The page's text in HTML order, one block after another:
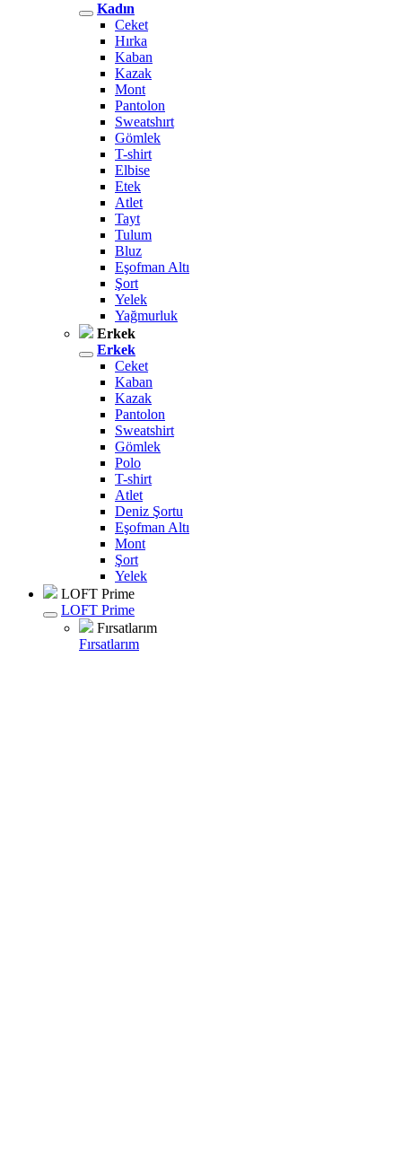
Kadın
Ceket
Hırka
Kaban
Kazak
Mont
Pantolon
Sweatshırt
Gömlek
T-shirt
Elbise
Etek
Atlet
Tayt
Tulum
Bluz
Eşofman Altı
Şort
Yelek
Yağmurluk
Erkek
Erkek
Ceket
Kaban
Kazak
Pantolon
Sweatshirt
Gömlek
Polo
T-shirt
Atlet
Deniz Şortu
Eşofman Altı
Mont
Şort
Yelek
LOFT Prime
LOFT Prime
Fırsatlarım
Fırsatlarım